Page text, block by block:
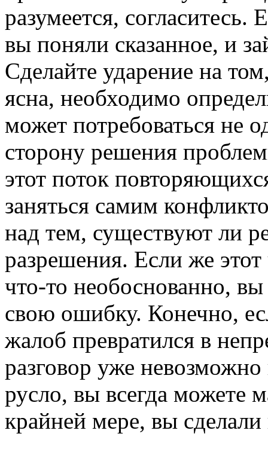
разумеется,
вы поняли сказанное, и
Сделайте ударение на
ясна, необходимо
может потребоваться не
сторону решения
этот поток
заняться самим
над тем, существуют ли
разрешения. Если же
что-то необоснованно,
свою ошибку. Конечно,
жалоб превратился в
разговор уже невозможно
русло, вы всегда можете
крайней мере, вы